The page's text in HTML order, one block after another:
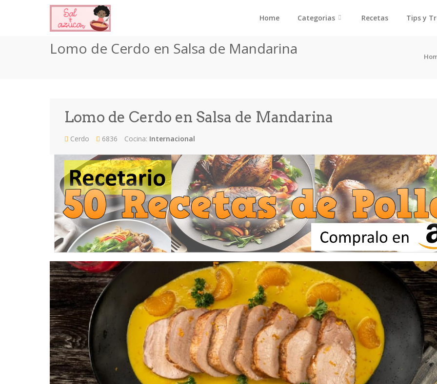
Home Categorias Recetas Tips y
Lomo de Cerdo en Salsa de Mandarina
Lomo de Cerdo en Salsa de Mandarina
Cerdo 6836 Cocina: Internacional